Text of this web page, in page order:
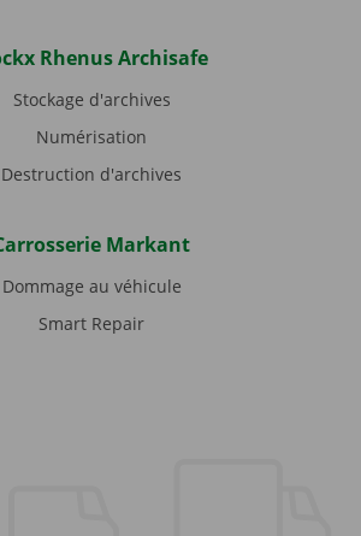
Rhenus Archisafe
Stockage d'archives
Numérisation
Destruction d'archives
Markant
Dommage au véhicule
Smart Repair